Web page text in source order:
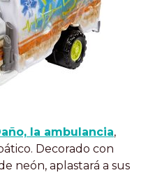
la ambulancia,
Decorado con
neón, aplastará a sus